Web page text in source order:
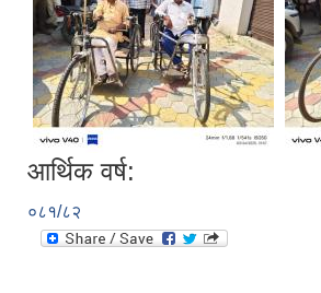
आर्थिक वर्ष:
०८१/८२